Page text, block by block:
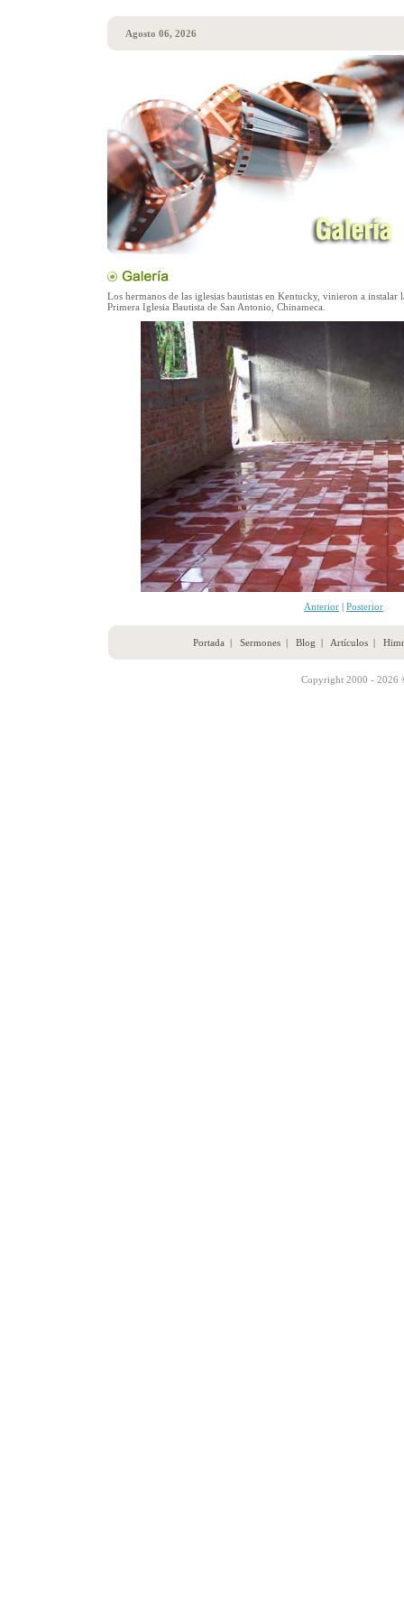
Agosto 06, 2026
Los hermanos de las iglesias bautistas en Kentucky, vinieron a instalar
Primera Iglesia Bautista de San Antonio, Chinameca.
Anterior | Posterior
Portada | Sermones| Blog | Artículos|
Copyright 2000 - 2026